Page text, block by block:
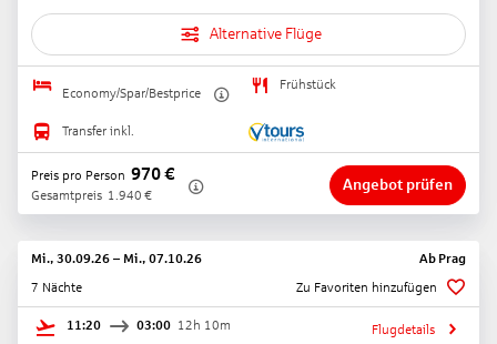
Alternative Flüge
Economy/Spar/Bestprice
Frühstück
Transfer inkl.
Preis pro Person 970€
Gesamtpreis 1.940 €
Angebot prüfen
Mi., 30.09.26 – Mi., 07.10.26 Ab Prag
7 Nächte
Zu Favoriten hinzufügen
11:20 03:00 12h 10m
Flugdetails